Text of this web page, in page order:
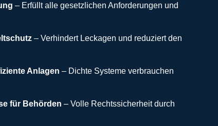
– Erfüllt alle gesetzlichen Anforderungen und
– Verhindert Leckagen und reduziert den
Anlagen – Dichte Systeme verbrauchen
für Behörden – Volle Rechtssicherheit durch